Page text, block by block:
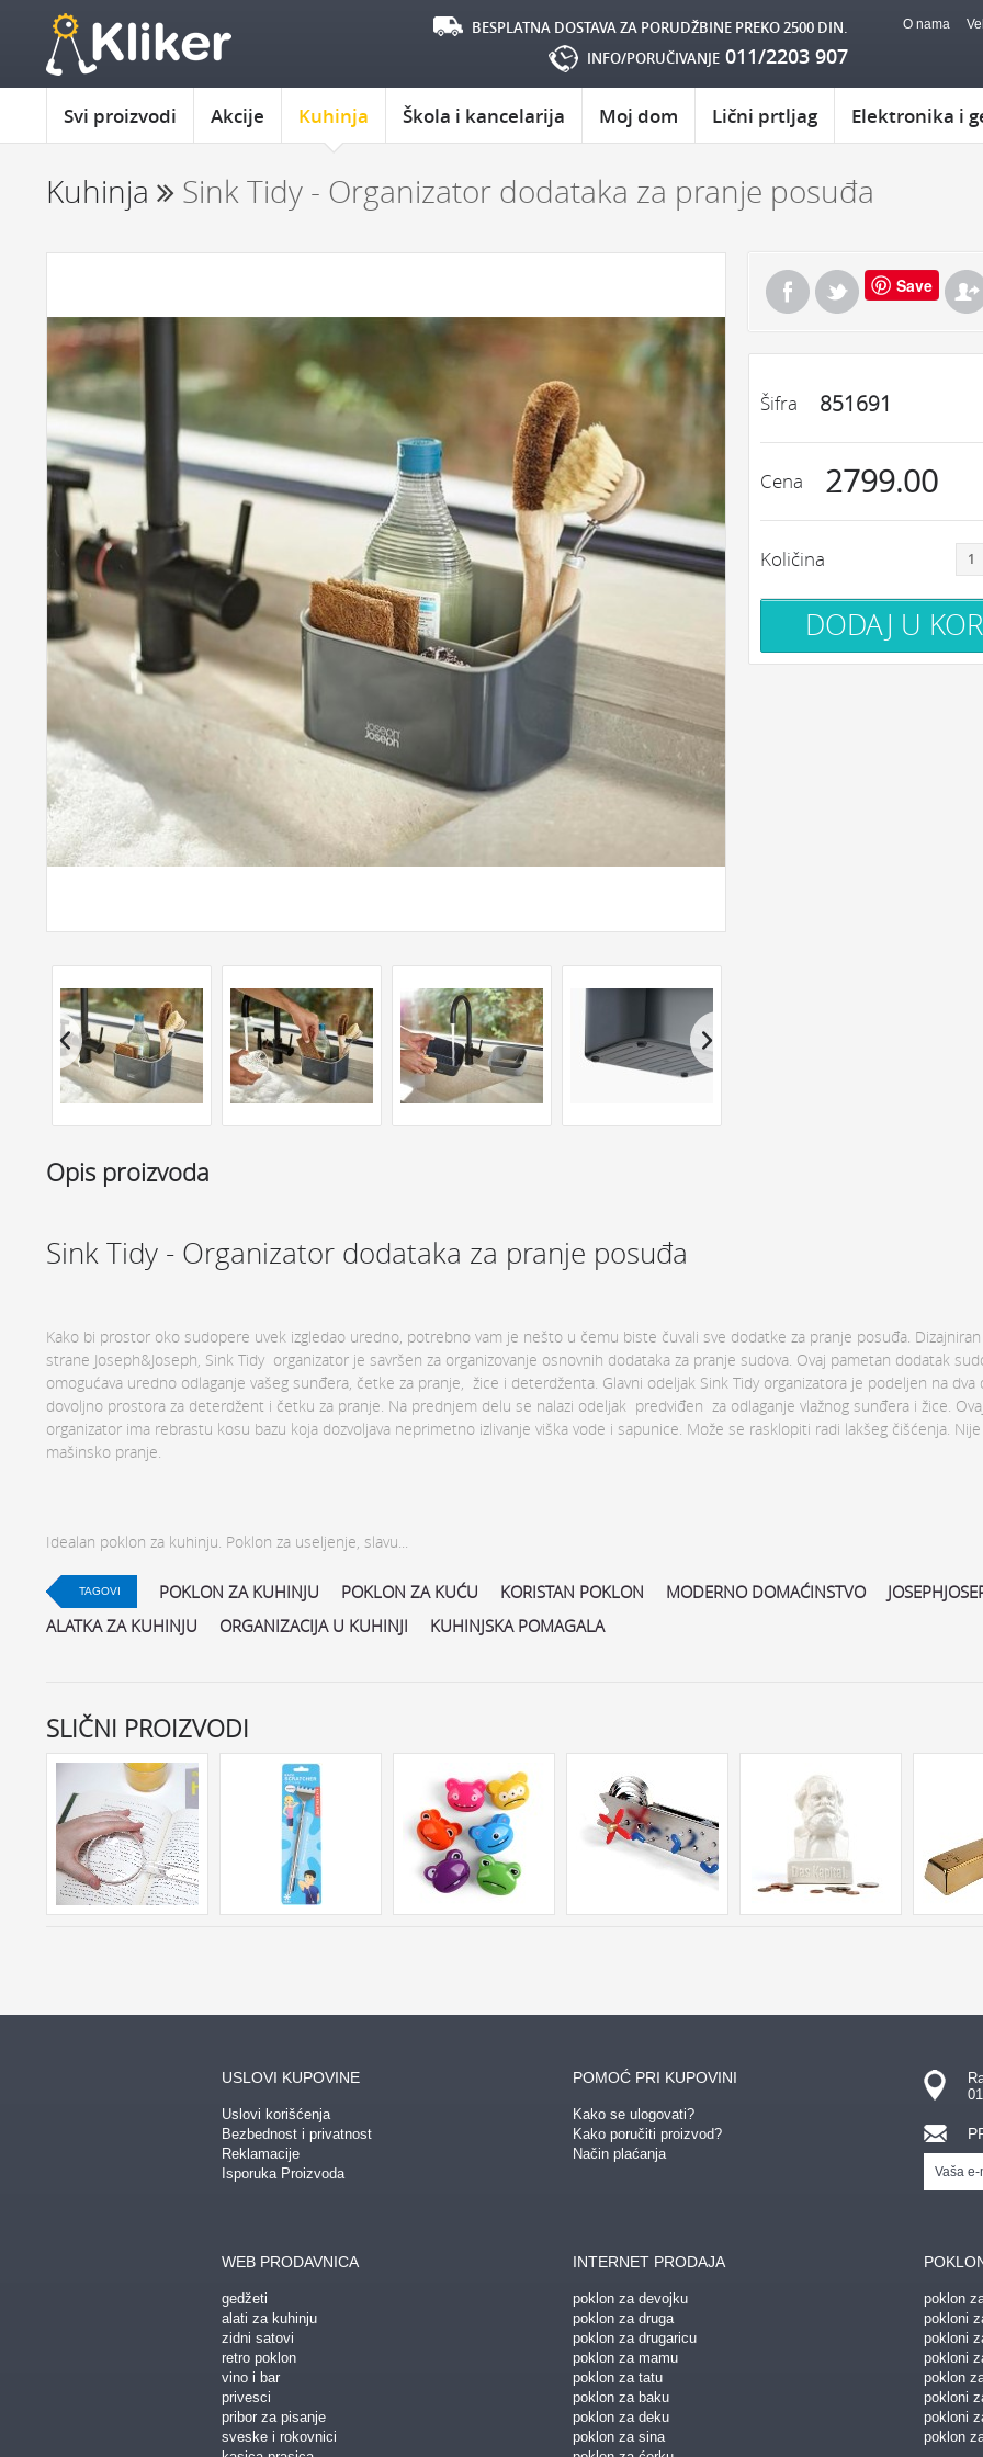
O nama
BESPLATNA DOSTAVA ZA PORUDŽBINE PREKO 2500 DIN.
INFO/PORUČIVANJE 011/2203 907
Svi proizvodi Akcije Kuhinja Škola i kancelarija Moj dom Lični prtljag Elektronika i
Kuhinja Sink Tidy - Organizator dodataka za pranje posuđa
Save
Šifra 851691
Cena 2799.00
Količina
Opis proizvoda
Sink Tidy - Organizator dodataka za pranje posuđa
Kako bi prostor oko sudopere uvek izgledao uredno, potrebno vam je nešto u čemu biste čuvali sve dodatke za pranje posuđa.
strane Joseph&Joseph, Sink Tidy organizator je savršen za organizovanje osnovnih dodataka za pranje sudova. Ovaj pametan dodatak
omogućava uredno odlaganje vašeg sunđera, četke za pranje, žice i deterdženta. Glavni odeljak Sink Tidy organizatora je podeljen na dva
dovoljno prostora za deterdžent i četku za pranje. Na prednjem delu se nalazi odeljak predviđen za odlaganje vlažnog sunđera i žice.
organizator ima rebrastu kosu bazu koja dozvoljava neprimetno izlivanje viška vode i sapunice. Može se rasklopiti radi lakšeg čišćenja.
mašinsko pranje.
Idealan poklon za kuhinju. Poklon za useljenje, slavu...
TAGOVI POKLON ZA KUHINJU POKLON ZA KUĆU KORISTAN POKLON MODERNO DOMAĆINSTVO
ALATKA ZA KUHINJU
ORGANIZACIJA U KUHINJI KUHINJSKA POMAGALA
SLIČNI PROIZVODI
USLOVI KUPOVINE
Uslovi korišćenja
Bezbednost i privatnost
Reklamacije
Isporuka Proizvoda
POMOĆ PRI KUPOVINI
Kako se ulogovati?
Kako poručiti proizvod?
Način plaćanja
WEB PRODAVNICA
gedžeti
alati za kuhinju
zidni satovi
retro poklon
vino i bar
privesci
pribor za pisanje
sveske i rokovnici
INTERNET PRODAJA
poklon za devojku
poklon za druga
poklon za drugaricu
poklon za mamu
poklon za tatu
poklon za baku
poklon za deku
poklon za sina
poklon
pokloni
pokloni
pokloni
poklon
pokloni
pokloni
poklon